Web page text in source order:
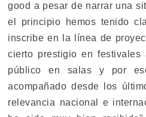
good a pesar de narrar una
el principio hemos tenido
inscribe en la línea de
cierto prestigio en festivales
público en salas y por
acompañado desde los
relevancia nacional e